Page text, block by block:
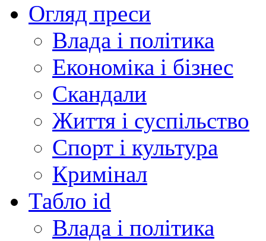
Огляд преси
Влада і політика
Економіка і бізнес
Скандали
Життя і суспільство
Спорт і культура
Кримінал
Табло id
Влада і політика